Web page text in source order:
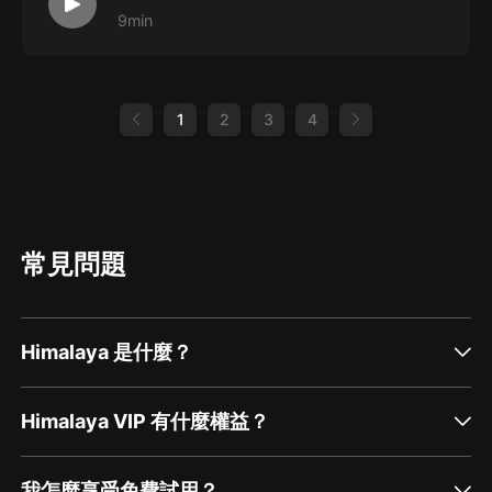
9min
1 2 3 4
常見問題
Himalaya 是什麼？
Himalaya VIP 有什麼權益？